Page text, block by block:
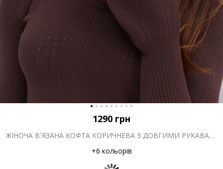
1290 грн
ЖІНОЧА В`ЯЗАНА КОФТА КОРИЧНЕВА З ДОВГИМИ РУКАВАМИ-КЛЬОШ
+6 кольорів